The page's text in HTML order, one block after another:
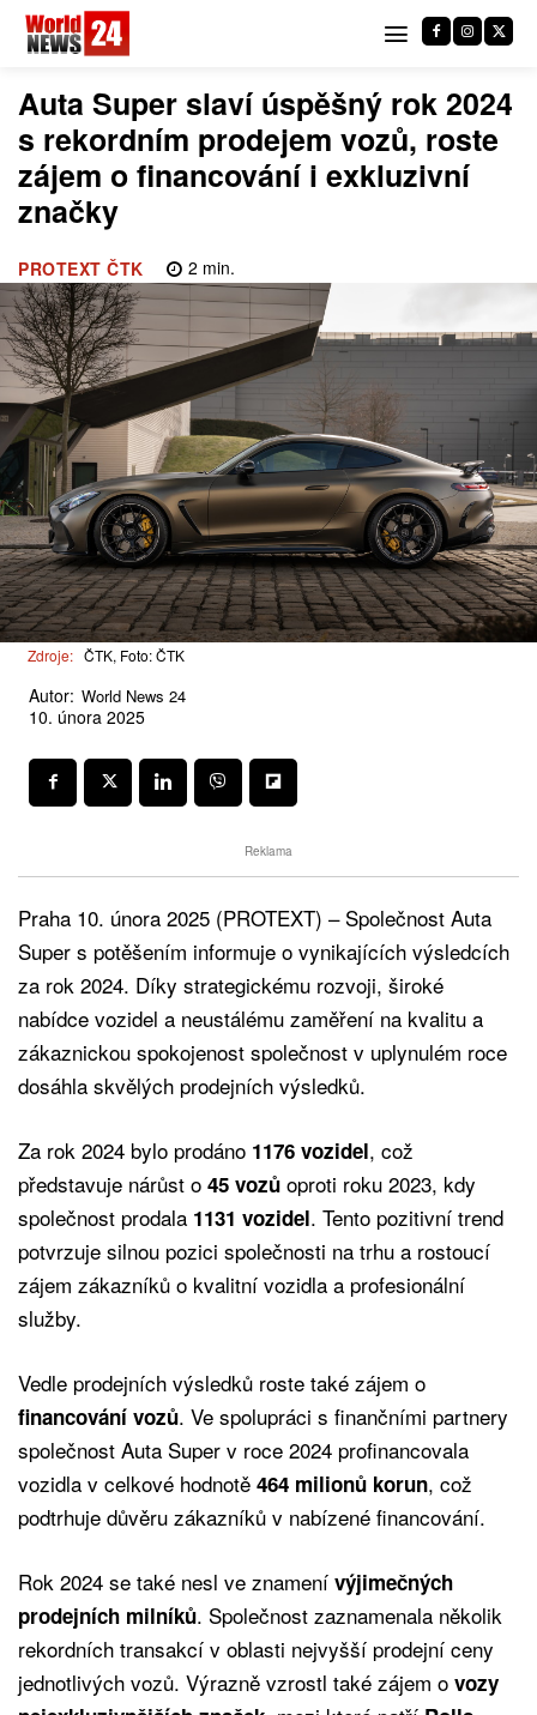
Auta Super slaví úspěšný rok 2024
s rekordním prodejem vozů, roste
zájem o financování i exkluzivní
značky
PROTEXT ČTK 2 min.
Zdroje: ČTK, Foto: ČTK
Autor: World News 24
10. února 2025
Reklama
Praha 10. února 2025 (PROTEXT) – Společnost Auta
Super s potěšením informuje o vynikajících výsledcích
za rok 2024. Díky strategickému rozvoji, široké
nabídce vozidel a neustálému zaměření na kvalitu a
zákaznickou spokojenost společnost v uplynulém roce
dosáhla skvělých prodejních výsledků.
Za rok 2024 bylo prodáno 1176 vozidel, což
představuje nárůst o 45 vozů oproti roku 2023, kdy
společnost prodala 1131 vozidel. Tento pozitivní trend
potvrzuje silnou pozici společnosti na trhu a rostoucí
zájem zákazníků o kvalitní vozidla a profesionální
služby.
Vedle prodejních výsledků roste také zájem o
financování vozů. Ve spolupráci s finančními partnery
společnost Auta Super v roce 2024 profinancovala
vozidla v celkové hodnotě 464 milionů korun, což
podtrhuje důvěru zákazníků v nabízené financování.
Rok 2024 se také nesl ve znamení výjimečných
prodejních milníků. Společnost zaznamenala několik
rekordních transakcí v oblasti nejvyšší prodejní ceny
jednotlivých vozů. Výrazně vzrostl také zájem o vozy